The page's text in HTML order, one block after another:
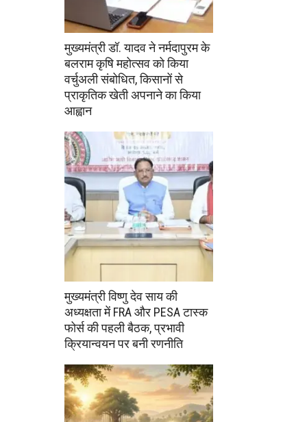
मुख्यमंत्री डॉ. यादव ने नर्मदापुरम के
बलराम कृषि महोत्सव को किया
वर्चुअली संबोधित, किसानों से
प्राकृतिक खेती अपनाने का किया
आह्वान
मुख्यमंत्री विष्णु देव साय की
अध्यक्षता में FRA और PESA टास्क
फोर्स की पहली बैठक, प्रभावी
क्रियान्वयन पर बनी रणनीति